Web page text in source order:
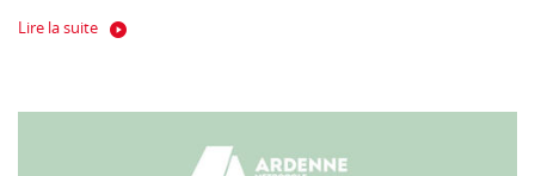
Lire la suite